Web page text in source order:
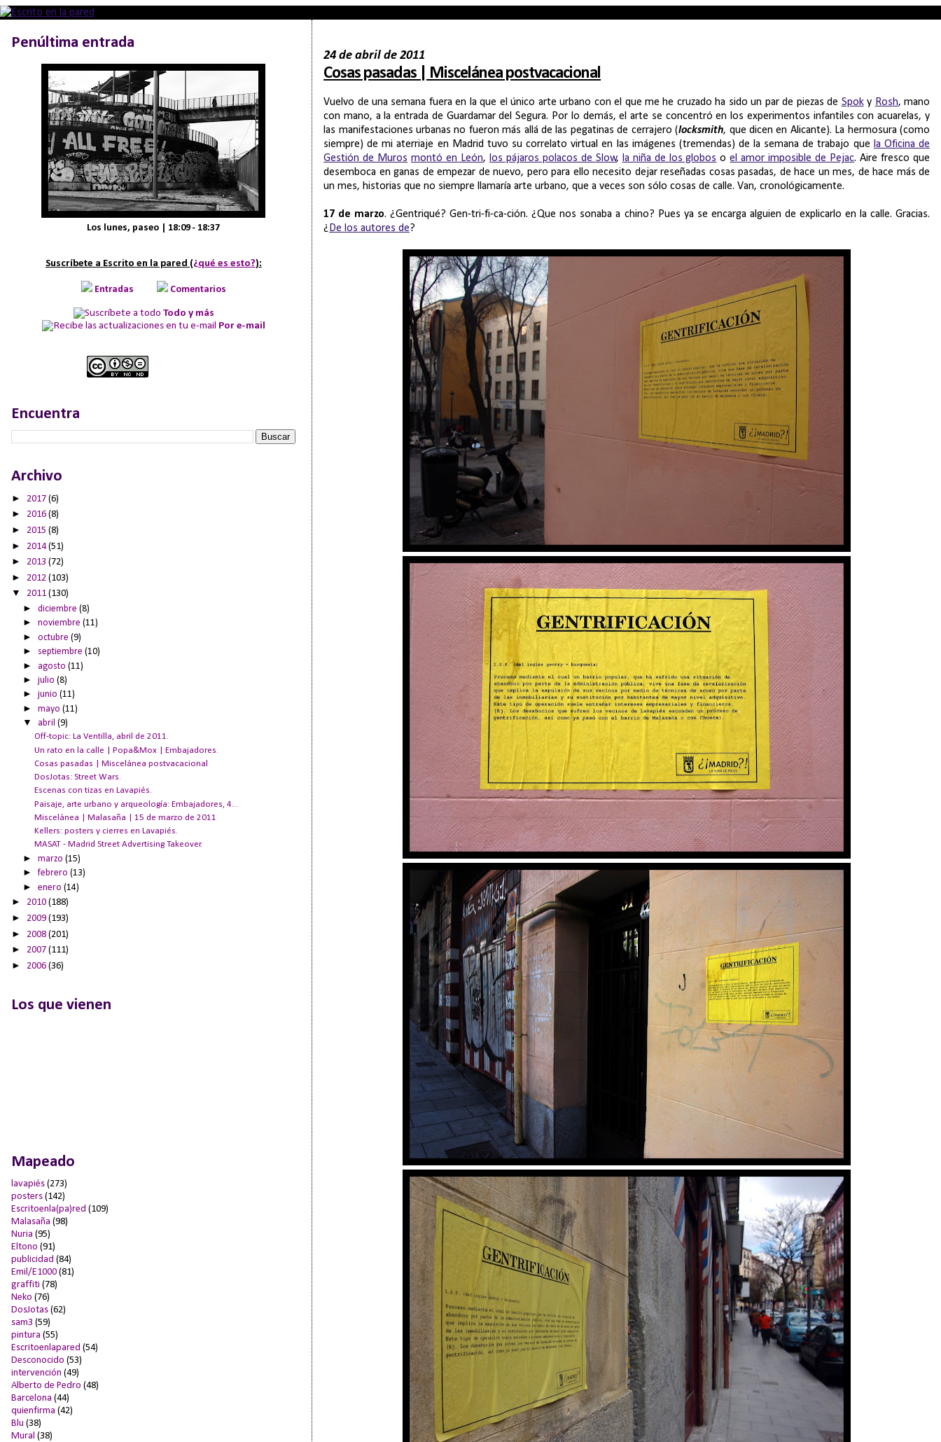
24 de abril de 2011
Cosas pasadas | Miscelánea postvacacional
Vuelvo de una semana fuera en la que el único arte urbano con el que me he cruzado ha sido un par de piezas de Spoky Rosh, mano
con mano, a la entrada de Guardamar del Segura. Por lo demás, el arte se concentró en los experimentos infantiles con acuarelas, y
las manifestaciones urbanas no fueron más allá de las pegatinas de cerrajero (locksmith, que dicen en Alicante). La hermosura (como
siempre) de mi aterriaje en Madrid tuvo su correlato virtual en las imágenes (tremendas) de la semana de trabajo que la Oficina de
Gestión de Muros montó en León, los pájaros polacos de Slow, la niña de los globos oel amor imposible de Pejac. Aire fresco que
desemboca en ganas de empezar de nuevo, pero para ello necesito dejar reseñadas cosas pasadas, de hace un mes, de hace más de
un mes, historias que no siempre llamaría arte urbano, que a veces son sólo cosas de calle. Van, cronológicamente.
17 de marzo. ¿Gentriqué? Gen-tri-fi-ca-ción. ¿Que nos sonaba a chino? Pues ya se encarga alguien de explicarlo en la calle. Gracias.
¿ De los autores de?
Penúltima entrada
Los lunes, paseo | 18:09 - 18:37
Suscríbete a Escrito en la pared (¿qué es esto?):
Entradas Comentarios
Todo y más
Por e-mail
Encuentra
Archivo
► 2017 (6)
► 2016 (8)
► 2015 (8)
► 2014(51)
► 2013 (72)
► 2012 (103)
▼ 2011 (130)
►diciembre(8)
►noviembre(11)
►octubre(9)
► septiembre(10)
► agosto(11)
►julio(8)
►junio(11)
►mayo(11)
▼ abril(9)
Off-topic: La Ventilla, abril de 2011.
Un rato en la calle | Popa&Mox | Embajadores.
Cosas pasadas | Miscelánea postvacacional
DosJotas: Street Wars.
Escenas con tizas en Lavapiés.
Paisaje, arte urbano y arqueología: Embajadores, 4...
Miscelánea | Malasaña | 15 de marzo de 2011
Kellers: posters y cierres en Lavapiés.
MASAT - Madrid Street Advertising Takeover.
►marzo(15)
►febrero(13)
►enero(14)
► 2010 (188)
► 2009 (193)
► 2008 (201)
► 2007 (111)
► 2006 (36)
Los que vienen
Mapeado
lavapiés (273)
posters (142)
Escritoenla(pa)red (109)
Malasaña (98)
Nuria (95)
Eltono (91)
publicidad (84)
Emil/E1000 (81)
graffiti (78)
Neko (76)
DosJotas (62)
sam3 (59)
pintura (55)
Escritoenlapared (54)
Desconocido (53)
intervención (49)
Alberto de Pedro (48)
Barcelona (44)
quienfirma (42)
Blu (38)
Mural (38)